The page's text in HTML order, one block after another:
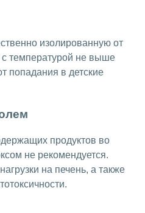
изолированную от
с температурой не выше
попадания в детские
продуктов во
не рекомендуется.
на печень, а также